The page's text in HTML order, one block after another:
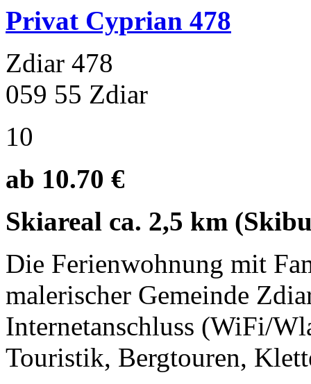
Privat Cyprian 478
Zdiar 478
059 55 Zdiar
10
ab 10.70 €
Skiareal ca. 2,5 km
Die Ferienwohnung mit
malerischer Gemeinde
Internetanschluss (WiFi/
Touristik, Bergtouren,